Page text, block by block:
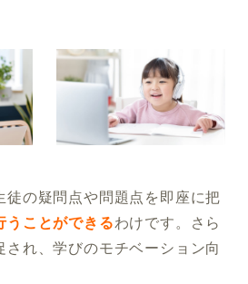
徒の疑問点や問題点を即座に把
うことができるわけです。さら
され、学びのモチベーション向